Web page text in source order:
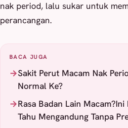
nak period, lalu sukar untuk
perancangan.
BACA JUGA
Sakit Perut Macam Nak
Normal Ke?
Rasa Badan Lain
Tahu Mengandung Tanpa